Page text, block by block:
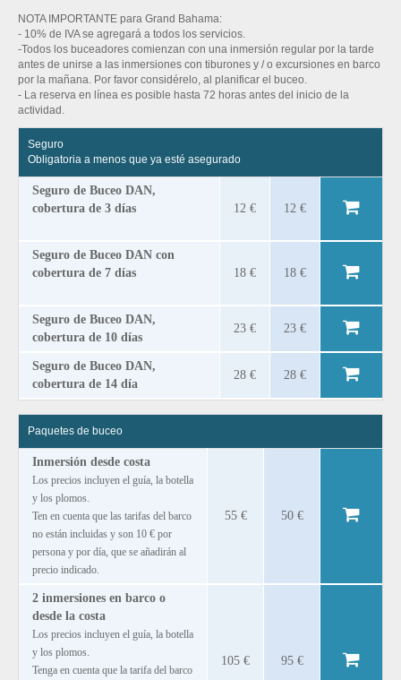
NOTA IMPORTANTE para Grand Bahama:
- 10% de IVA se agregará a todos los servicios.
-Todos los buceadores comienzan con una inmersión regular por la tarde
antes de unirse a las inmersiones con tiburones y / o excursiones en barco
por la mañana. Por favor considérelo, al planificar el buceo.
- La reserva en línea es posible hasta 72 horas antes del inicio de la
actividad.
Seguro
Obligatoria a menos que ya esté asegurado
Seguro de Buceo DAN,
cobertura de 3 días
12 € 12 €
Seguro de Buceo DAN con
cobertura de 7 días
18 € 18 €
Seguro de Buceo DAN,
cobertura de 10 días
23 € 23 €
Seguro de Buceo DAN,
cobertura de 14 día
28 € 28 €
Paquetes de buceo
Inmersión desde costa
Los precios incluyen el guía, la botella
y los plomos.
Ten en cuenta que las tarifas del barco
no están incluidas y son 10 € por
persona y por día, que se añadirán al
precio indicado.
55 € 50 €
2 inmersiones en barco o
desde la costa
Los precios incluyen el guía, la botella
y los plomos.
Tenga en cuenta que la tarifa del barco
105 € 95 €